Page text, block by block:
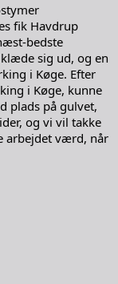
fik Havdrup
bedste
sig ud, og en
i Køge. Efter
i Køge, kunne
plads på gulvet,
og vi vil takke
arbejdet værd, når